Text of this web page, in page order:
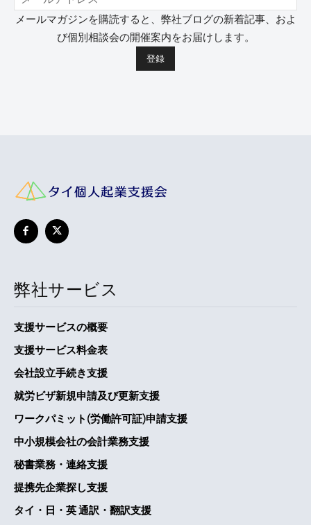
メールマガジンを購読すると、弊社ブログの新着記事、およ
び個別相談会の開催案内をお届けします。
弊社サービス
支援サービスの概要
支援サービス料金表
会社設立手続き支援
就労ビザ新規申請及び更新支援
ワークパミット(労働許可証)申請支援
中小規模会社の会計業務支援
秘書業務・連絡支援
提携先企業探し支援
タイ・日・英 通訳・翻訳支援